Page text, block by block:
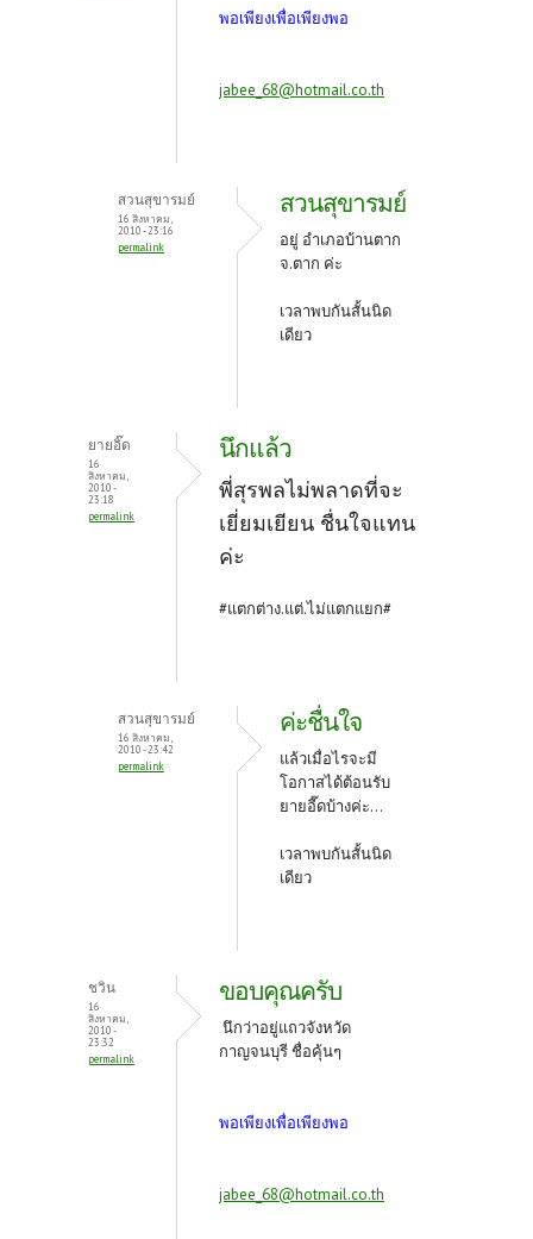
พอเพียงเพื่อเพียงพอ
jabee_68@hotmail.co.th
สวนสุขารมย์
16 สิงหาคม,
2010 - 23:16
permalink
สวนสุขารมย์
อยู่ อำเภอบ้านตาก
จ.ตาก ค่ะ
เวลาพบกันสั้นนิด
เดียว
ยายอิ๊ด
16
สิงหาคม,
2010 -
23:18
permalink
นึกแล้ว
พี่สุรพลไม่พลาดที่จะ
เยี่ยมเยียน ชื่นใจแทน
ค่ะ
#แตกต่าง.แต่.ไม่แตกแยก#
สวนสุขารมย์
16 สิงหาคม,
2010 - 23:42
permalink
ค่ะชื่นใจ
แล้วเมื่อไรจะมี
โอกาสได้ต้อนรับ
ยายอี๊ดบ้างค่ะ...
เวลาพบกันสั้นนิด
เดียว
ชวิน
16
สิงหาคม,
2010 -
23:32
permalink
ขอบคุณครับ
นึกว่าอยู่แถวจังหวัด
กาญจนบุรี ชื่อคุ้นๆ
พอเพียงเพื่อเพียงพอ
jabee_68@hotmail.co.th